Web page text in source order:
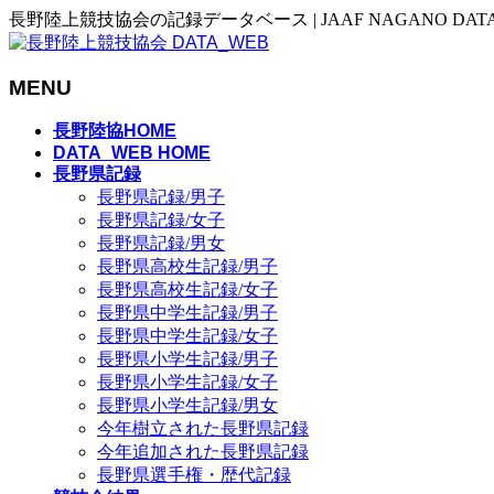
長野陸上競技協会の記録データベース | JAAF NAGANO
MENU
長野陸協HOME
DATA_WEB HOME
長野県記録
長野県記録/男子
長野県記録/女子
長野県記録/男女
長野県高校生記録/男子
長野県高校生記録/女子
長野県中学生記録/男子
長野県中学生記録/女子
長野県小学生記録/男子
長野県小学生記録/女子
長野県小学生記録/男女
今年樹立された長野県記録
今年追加された長野県記録
長野県選手権・歴代記録